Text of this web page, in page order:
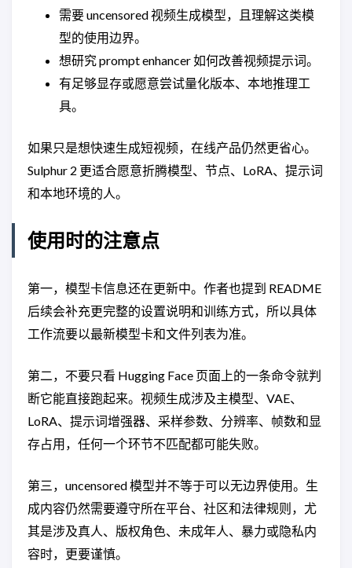
需要 uncensored 视频生成模型，且理解这类模
型的使用边界。
想研究 prompt enhancer 如何改善视频提示词。
有足够显存或愿意尝试量化版本、本地推理工
具。
如果只是想快速生成短视频，在线产品仍然更省心。
Sulphur 2 更适合愿意折腾模型、节点、LoRA、提示词
和本地环境的人。
使用时的注意点
第一，模型卡信息还在更新中。作者也提到 README
后续会补充更完整的设置说明和训练方式，所以具体
工作流要以最新模型卡和文件列表为准。
第二，不要只看 Hugging Face 页面上的一条命令就判
断它能直接跑起来。视频生成涉及主模型、VAE、
LoRA、提示词增强器、采样参数、分辨率、帧数和显
存占用，任何一个环节不匹配都可能失败。
第三，uncensored 模型并不等于可以无边界使用。生
成内容仍然需要遵守所在平台、社区和法律规则，尤
其是涉及真人、版权角色、未成年人、暴力或隐私内
容时，更要谨慎。